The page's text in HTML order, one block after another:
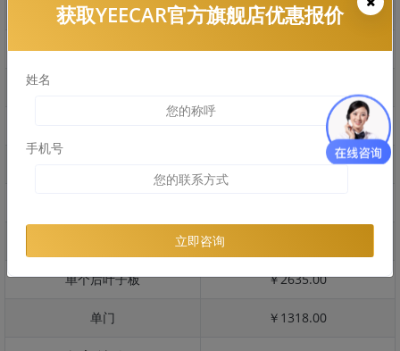
反光镜 ￥713.00
后保险杠 ￥2748.00
￥2168.00
单个后叶子板 ￥2635.00
单门 ￥1318.00
获取YEECAR官方旗舰店优惠报价
姓名
手机号
立即咨询